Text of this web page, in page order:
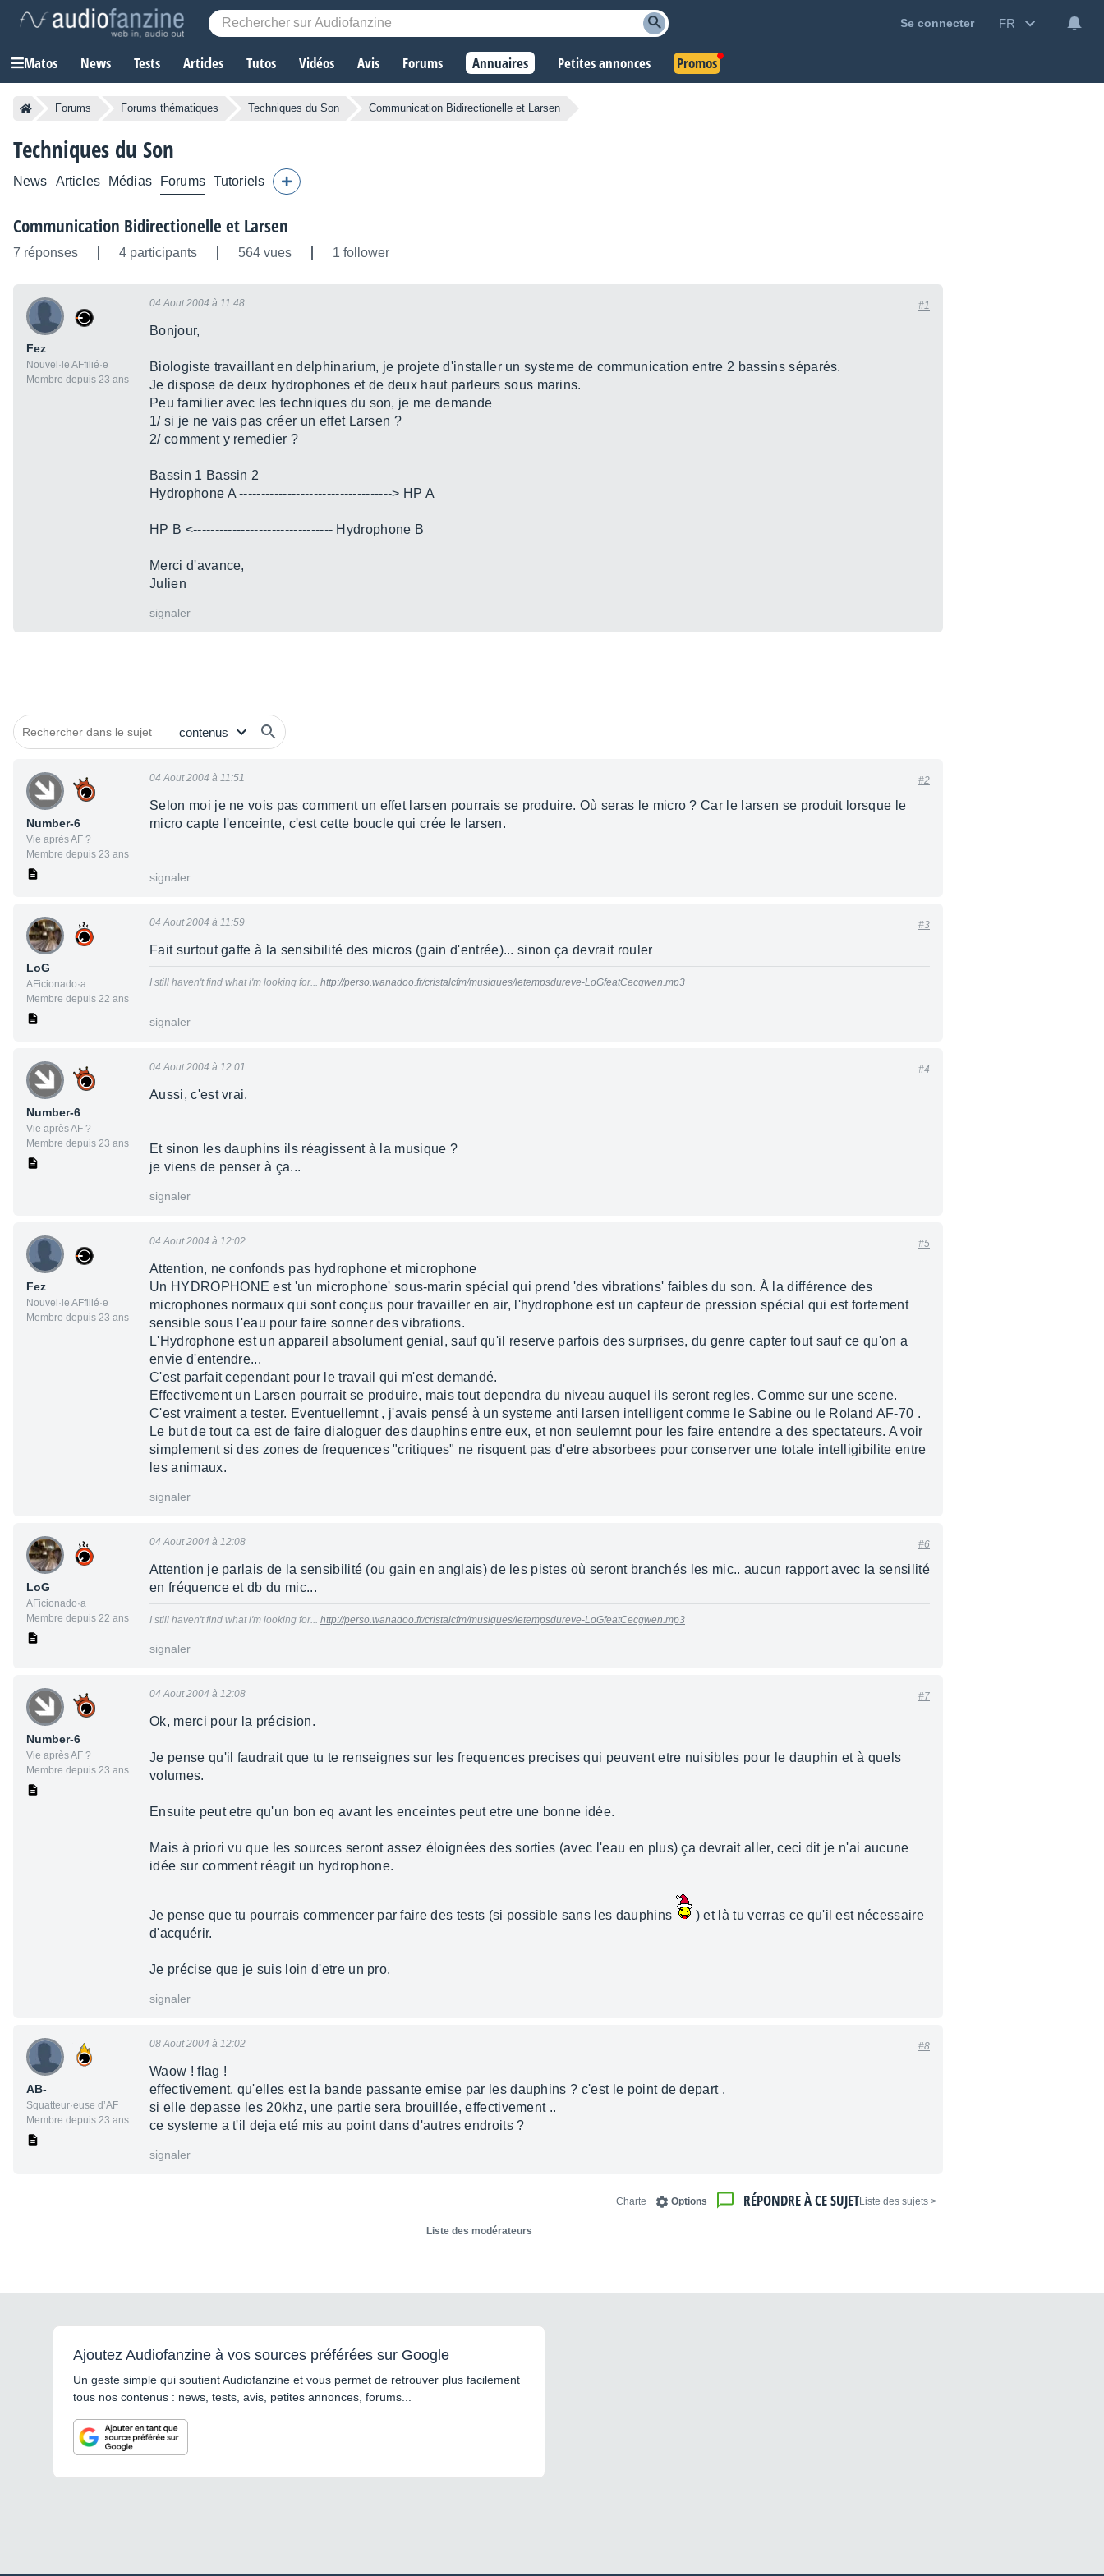
Se connecter FR
Matos News Tests Articles Tutos Vidéos Avis Forums Annuaires Petites annonces Promos
Forums Forums thématiques Techniques du Son Communication Bidirectionelle et Larsen
Techniques du Son
News Articles Médias Forums Tutoriels
Communication Bidirectionelle et Larsen
7 réponses 4 participants 564 vues 1 follower
Fez
Nouvel·le AFfilié·e
Membre depuis 23 ans
04 Aout 2004 à 11:48 #1
Bonjour,
Biologiste travaillant en delphinarium, je projete d'installer un systeme de communication entre 2 bassins séparés.
Je dispose de deux hydrophones et de deux haut parleurs sous marins.
Peu familier avec les techniques du son, je me demande
1/ si je ne vais pas créer un effet Larsen ?
2/ comment y remedier ?
Bassin 1 Bassin 2
Hydrophone A -----------------------------------> HP A
HP B <-------------------------------- Hydrophone B
Merci d'avance,
Julien
signaler
Number-6
Vie après AF ?
Membre depuis 23 ans
04 Aout 2004 à 11:51 #2
Selon moi je ne vois pas comment un effet larsen pourrais se produire. Où seras le micro ? Car le larsen se produit lorsque le
micro capte l'enceinte, c'est cette boucle qui crée le larsen.
signaler
LoG
AFicionado·a
Membre depuis 22 ans
04 Aout 2004 à 11:59 #3
Fait surtout gaffe à la sensibilité des micros (gain d'entrée)... sinon ça devrait rouler
I still haven't find what i'm looking for... http://perso.wanadoo.fr/cristalcfm/musiques/letempsdureve-LoGfeatCecgwen.mp3
signaler
Number-6
Vie après AF ?
Membre depuis 23 ans
04 Aout 2004 à 12:01 #4
Aussi, c'est vrai.
Et sinon les dauphins ils réagissent à la musique ?
je viens de penser à ça...
signaler
Fez
Nouvel·le AFfilié·e
Membre depuis 23 ans
04 Aout 2004 à 12:02 #5
Attention, ne confonds pas hydrophone et microphone
Un HYDROPHONE est 'un microphone' sous-marin spécial qui prend 'des vibrations' faibles du son. À la différence des
microphones normaux qui sont conçus pour travailler en air, l'hydrophone est un capteur de pression spécial qui est fortement
sensible sous l'eau pour faire sonner des vibrations.
L'Hydrophone est un appareil absolument genial, sauf qu'il reserve parfois des surprises, du genre capter tout sauf ce qu'on a
envie d'entendre...
C'est parfait cependant pour le travail qui m'est demandé.
Effectivement un Larsen pourrait se produire, mais tout dependra du niveau auquel ils seront regles. Comme sur une scene.
C'est vraiment a tester. Eventuellemnt , j'avais pensé à un systeme anti larsen intelligent comme le Sabine ou le Roland AF-70 .
Le but de tout ca est de faire dialoguer des dauphins entre eux, et non seulemnt pour les faire entendre a des spectateurs. A voir
simplement si des zones de frequences "critiques" ne risquent pas d'etre absorbees pour conserver une totale intelligibilite entre
les animaux.
signaler
LoG
AFicionado·a
Membre depuis 22 ans
04 Aout 2004 à 12:08 #6
Attention je parlais de la sensibilité (ou gain en anglais) de les pistes où seront branchés les mic.. aucun rapport avec la sensilité
en fréquence et db du mic...
I still haven't find what i'm looking for... http://perso.wanadoo.fr/cristalcfm/musiques/letempsdureve-LoGfeatCecgwen.mp3
signaler
Number-6
Vie après AF ?
Membre depuis 23 ans
04 Aout 2004 à 12:08 #7
Ok, merci pour la précision.
Je pense qu'il faudrait que tu te renseignes sur les frequences precises qui peuvent etre nuisibles pour le dauphin et à quels
volumes.
Ensuite peut etre qu'un bon eq avant les enceintes peut etre une bonne idée.
Mais à priori vu que les sources seront assez éloignées des sorties (avec l'eau en plus) ça devrait aller, ceci dit je n'ai aucune
idée sur comment réagit un hydrophone.
Je pense que tu pourrais commencer par faire des tests (si possible sans les dauphins
) et là tu verras ce qu'il est nécessaire
d'acquérir.
Je précise que je suis loin d'etre un pro.
signaler
AB-
Squatteur·euse d’AF
Membre depuis 23 ans
08 Aout 2004 à 12:02 #8
Waow ! flag !
effectivement, qu'elles est la bande passante emise par les dauphins ? c'est le point de depart .
si elle depasse les 20khz, une partie sera brouillée, effectivement ..
ce systeme a t'il deja eté mis au point dans d'autres endroits ?
signaler
< Liste des sujets
RÉPONDRE À CE SUJET
Options
Charte
Liste des modérateurs
Ajoutez Audiofanzine à vos sources préférées sur Google
Un geste simple qui soutient Audiofanzine et vous permet de retrouver plus facilement
tous nos contenus : news, tests, avis, petites annonces, forums...